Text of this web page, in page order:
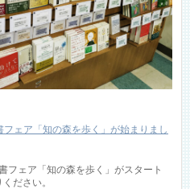
ェア「知の森を歩く」が始まりまし
フェア「知の森を歩く」がスタート
ださい。